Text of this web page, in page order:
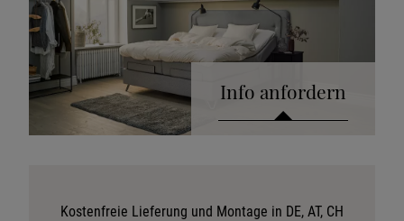
Info anfordern
Stoffkollektion anfordern
Kostenfreie Lieferung und Montage in DE, AT, CH